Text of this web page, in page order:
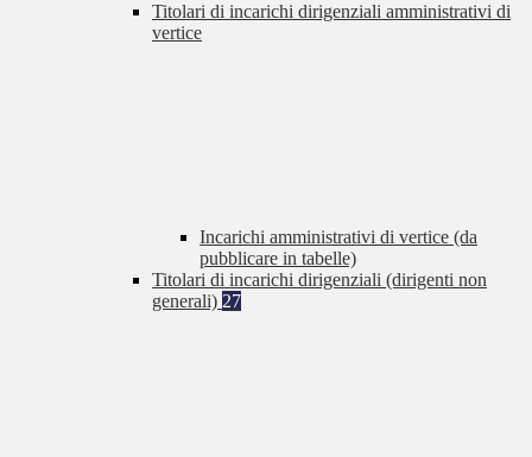
Titolari di incarichi dirigenziali amministrativi di
vertice
Incarichi amministrativi di vertice (da
pubblicare in tabelle)
Titolari di incarichi dirigenziali (dirigenti non
generali) 27